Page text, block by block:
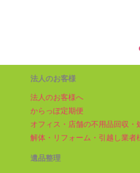
法人のお客様
法人のお客様へ
からっぽ定期便
オフィス・店舗の不用品回収・
解体・リフォーム・引越し業者
遺品整理